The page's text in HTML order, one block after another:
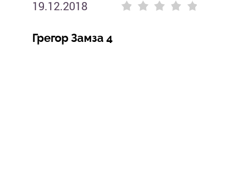
19.12.2018
Грегор Замза 4